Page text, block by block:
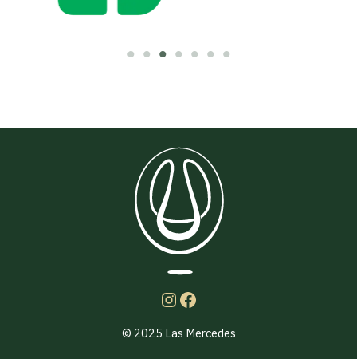
© 2025 Las Mercedes